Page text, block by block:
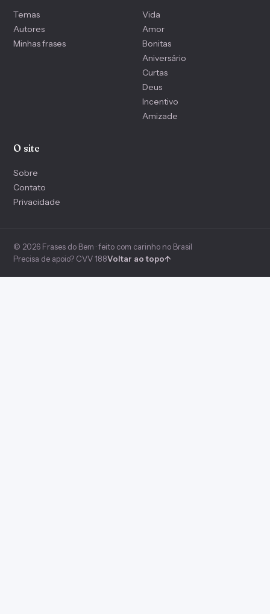
Temas
Autores
Minhas frases
Vida
Amor
Bonitas
Aniversário
Curtas
Deus
Incentivo
Amizade
O site
Sobre
Contato
Privacidade
© 2026 Frases do Bem · feito com carinho no Brasil
Precisa de apoio? CVV 188Voltar ao topo↑